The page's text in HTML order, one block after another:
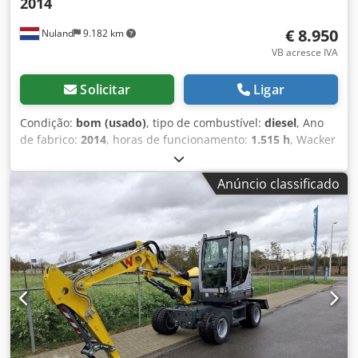
Nuland 9.182 km € 8.950
VB acresce IVA
Solicitar Ligar
Condição: bom (usado), tipo de combustível: diesel, Ano
de fabrico: 2014, horas de funcionamento: 1.515 h, Wacker
Neuson DT15, mini dumper / dumper basculante, motor
diesel Kubota, 2014. Vídeo disponível para envio via
WhatsApp. Dksdpszqf A Aefx Ak Djr Disponibilidade
contínua, consulte o nosso site. Os preços indicados são
"ex works" Nuland. A Van de Wert Trading B.V. possui um
inventário diversificado de máquinas, camiões, reboques e
acessórios. Todas as nossas entregas são efetuadas a
preços comerciais, no estado em que se encontram (AS-IS),
sem garantias. (consulte os nossos termos e condições
gerais) Para agendar uma visita e/ou um teste de
condução, não hesite em contactar-nos. Por favor, ligue
com antecedência, pois nem sempre estamos presentes.
Anúncio classificado